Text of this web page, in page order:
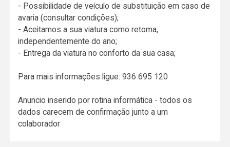
- Possibilidade de veículo de substituição em caso de
avaria (consultar condições);
- Aceitamos a sua viatura como retoma,
independentemente do ano;
- Entrega da viatura no conforto da sua casa;
Para mais informações ligue: 936 695 120
Anuncio inserido por rotina informática - todos os
dados carecem de confirmação junto a um
colaborador